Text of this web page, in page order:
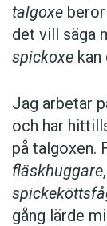
talgoxe
det vill säga
spickoxe kan
Jag arbetar
och har
på talgoxen.
fläskhuggare,
gång lärde